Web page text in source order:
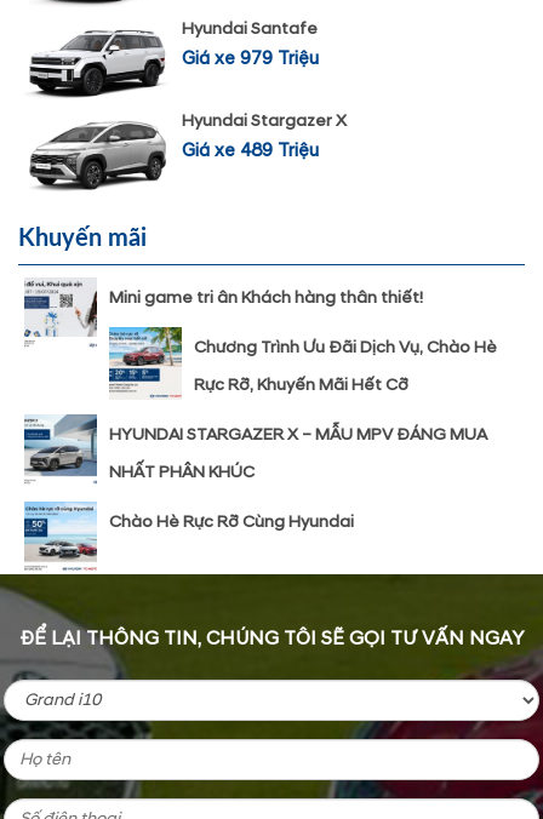
Hyundai Santafe
Giá xe 979 Triệu
Hyundai Stargazer X
Giá xe 489 Triệu
Khuyến mãi
Mini game tri ân Khách hàng thân thiết!
Chương Trình Ưu Đãi Dịch Vụ, Chào Hè
Rực Rỡ, Khuyến Mãi Hết Cỡ
HYUNDAI STARGAZER X – MẪU MPV ĐÁNG MUA
NHẤT PHÂN KHÚC
Chào Hè Rực Rỡ Cùng Hyundai
ĐỂ LẠI THÔNG TIN, CHÚNG TÔI SẼ GỌI TƯ VẤN NGAY